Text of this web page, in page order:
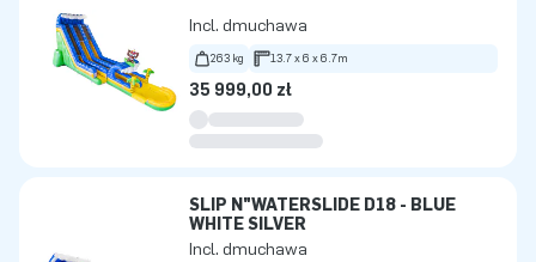
Incl. dmuchawa
263 kg 13.7 x 6 x 6.7m
35 999,00 zł
SLIP N"WATERSLIDE D18 - BLUE
WHITE SILVER
Incl. dmuchawa